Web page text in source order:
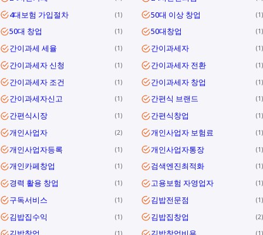
4대보험 가입절차 1 50대 이상 창업 1
50대 창업 1 50대창업 1
간이과세 세율 1 간이과세자 1
간이과세자 신청 1 간이과세자 전환 1
간이과세자 조건 1 간이과세자 창업 1
간이과세자신고 1 간편식 브랜드 1
간편식시장 1 간편식창업 1
개인사업자 2 개인사업자 보험료 1
개인사업자등록 1 개인사업자통장 1
개인카페창업 1 검색엔진최적화 1
경력 활용 창업 1 고용보험 자영업자 1
구독서비스 1 김밥전문점 1
김밥집수익 1 김밥집창업 2